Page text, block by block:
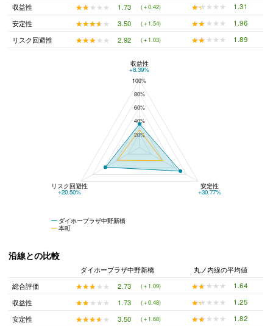
収益性
★★★★★
★★★★★ 1.73 (＋0.42) ★★★★★
★★★★★
1.31
安定性
★★★★★
★★★★★ 3.50 (＋1.54) ★★★★★
★★★★★
1.96
リスク回避性
★★★★★
★★★★★ 2.92 (＋1.03) ★★★★★
★★★★★ 1.89
100%
80%
60%
40%
20%
収益性
+8.39%
ダイホープラザ中野新橋
本町
リスク回避性
+20.50%
安定性
+30.77%
沿線との比較
ダイホープラザ中野新橋
丸ノ内線の平均値
総合評価
★★★★★
★★★★★ 2.73 (＋1.09) ★★★★★
★★★★★
1.64
収益性
★★★★★
★★★★★ 1.73 (＋0.48) ★★★★★
★★★★★
1.25
安定性
★★★★★
★★★★★ 3.50 (＋1.68) ★★★★★
★★★★★
1.82